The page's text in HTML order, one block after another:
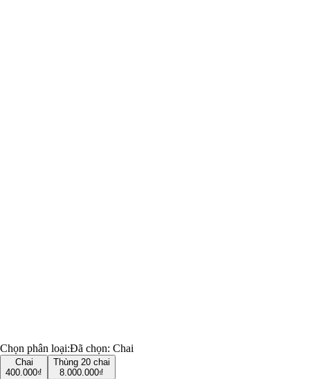
Chọn phân loại:Đã chọn: Chai
Chai
400.000₫
Thùng 20 chai
8.000.000₫